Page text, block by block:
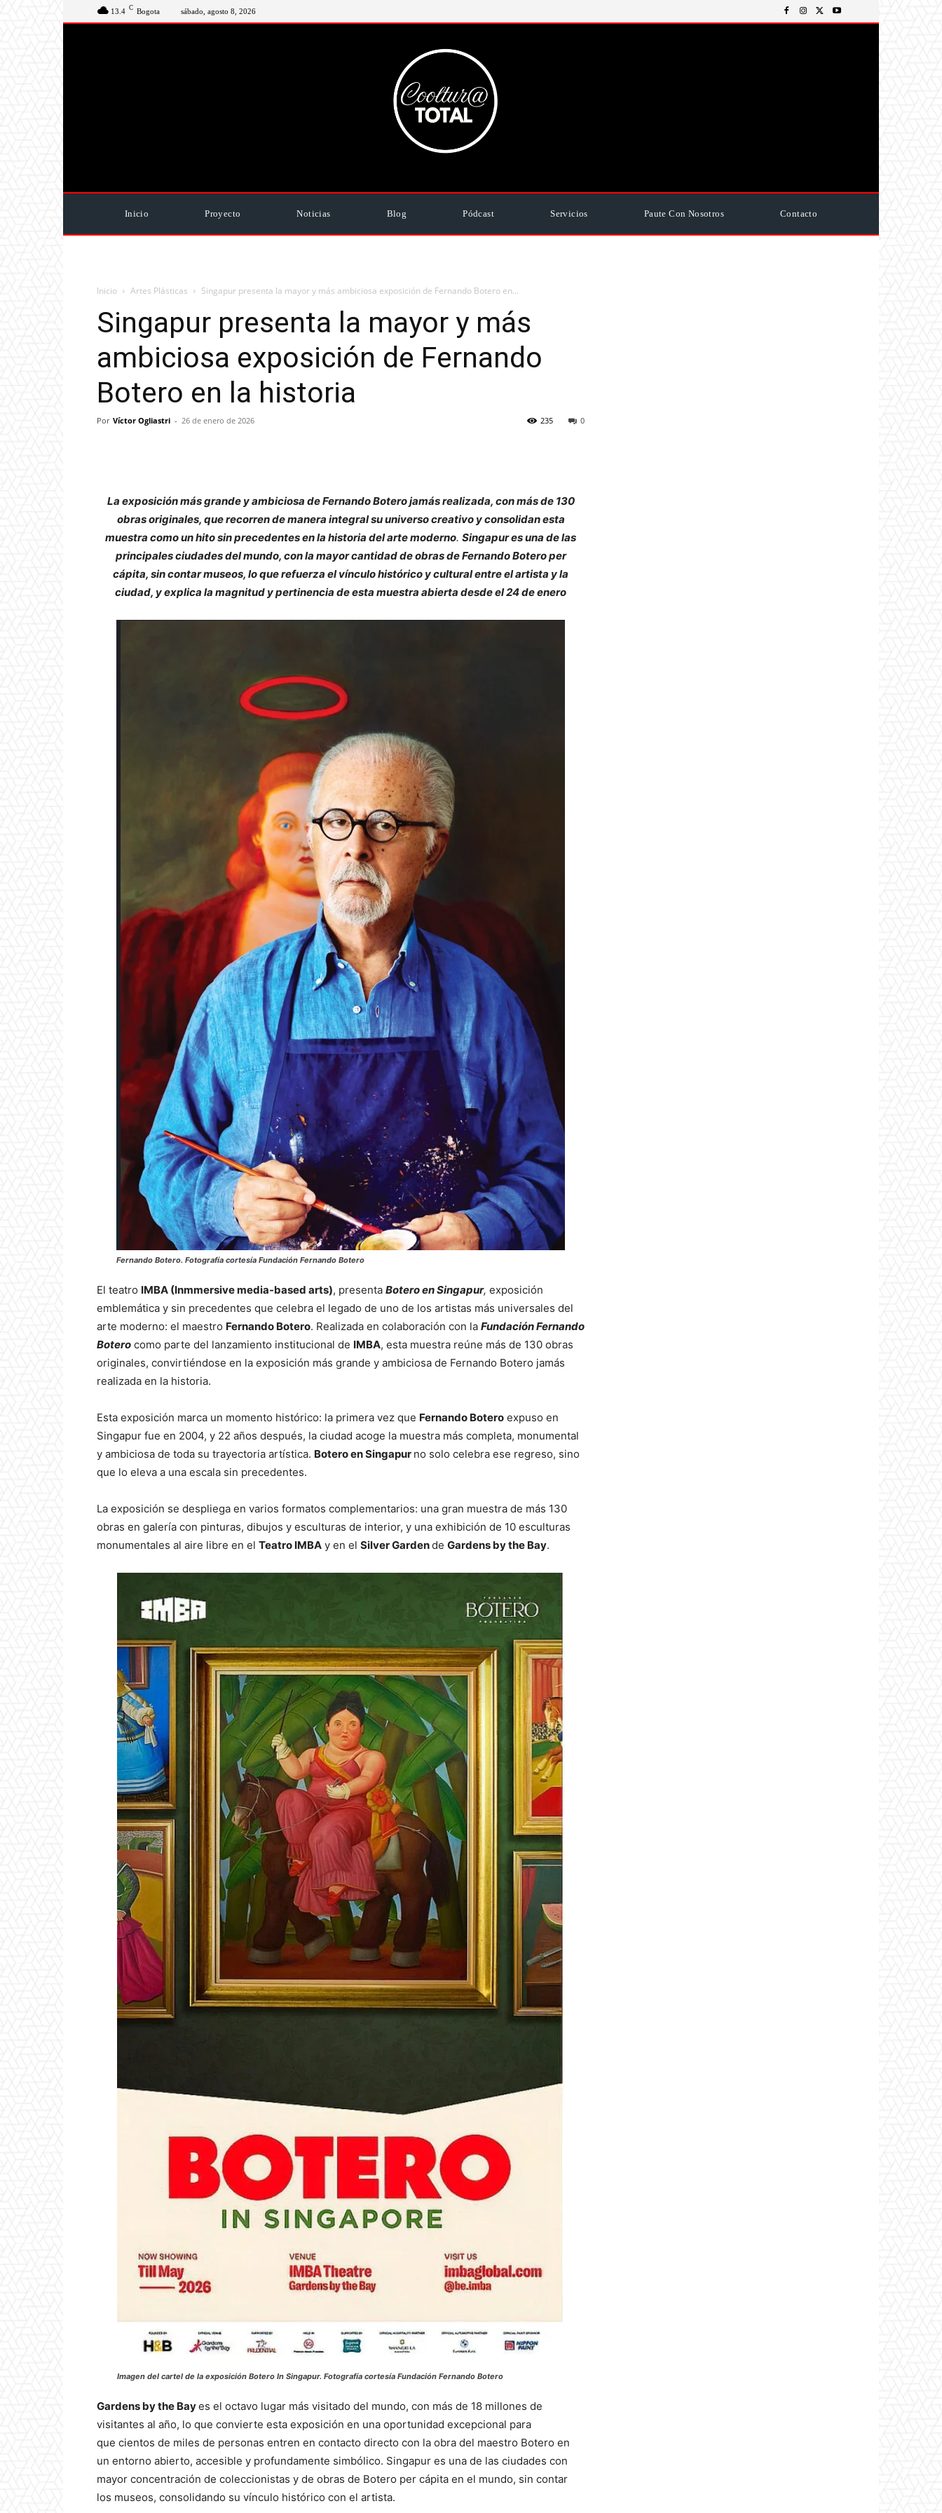
13.4 C Bogota sábado, agosto 8, 2026
Inicio Proyecto Noticias Blog Pódcast Servicios Paute Con Nosotros Contacto
Inicio Artes Plásticas Singapur presenta la mayor y más ambiciosa exposición de Fernando Botero en...
Singapur presenta la mayor y más
ambiciosa exposición de Fernando
Botero en la historia
Por Víctor Ogliastri - 26 de enero de 2026 0
235
La exposición más grande y ambiciosa de Fernando Botero jamás realizada, con más de 130
obras originales, que recorren de manera integral su universo creativo y consolidan esta
muestra como un hito sin precedentes en la historia del arte moderno. Singapur es una de las
principales ciudades del mundo, con la mayor cantidad de obras de Fernando Botero per
cápita, sin contar museos, lo que refuerza el vínculo histórico y cultural entre el artista y la
ciudad, y explica la magnitud y pertinencia de esta muestra abierta desde el 24 de enero
Fernando Botero. Fotografía cortesía Fundación Fernando Botero
El teatro IMBA (Inmmersive media-based arts), presenta Botero en Singapur, exposición
emblemática y sin precedentes que celebra el legado de uno de los artistas más universales del
arte moderno: el maestro Fernando Botero. Realizada en colaboración con la Fundación Fernando
Botero como parte del lanzamiento institucional de IMBA, esta muestra reúne más de 130 obras
originales, convirtiéndose en la exposición más grande y ambiciosa de Fernando Botero jamás
realizada en la historia.
Esta exposición marca un momento histórico: la primera vez que Fernando Botero expuso en
Singapur fue en 2004, y 22 años después, la ciudad acoge la muestra más completa, monumental
y ambiciosa de toda su trayectoria artística. Botero en Singapur no solo celebra ese regreso, sino
que lo eleva a una escala sin precedentes.
La exposición se despliega en varios formatos complementarios: una gran muestra de más 130
obras en galería con pinturas, dibujos y esculturas de interior, y una exhibición de 10 esculturas
monumentales al aire libre en el Teatro IMBA y en el Silver Gardende Gardens by the Bay.
Imagen del cartel de la exposición Botero In Singapur. Fotografía cortesía Fundación Fernando Botero
Gardens by the Bayes el octavo lugar más visitado del mundo, con más de 18 millones de
visitantes al año, lo que convierte esta exposición en una oportunidad excepcional para
que cientos de miles de personas entren en contacto directo con la obra del maestro Botero en
un entorno abierto, accesible y profundamente simbólico. Singapur es una de las ciudades con
mayor concentración de coleccionistas y de obras de Botero per cápita en el mundo, sin contar
los museos, consolidando su vínculo histórico con el artista.